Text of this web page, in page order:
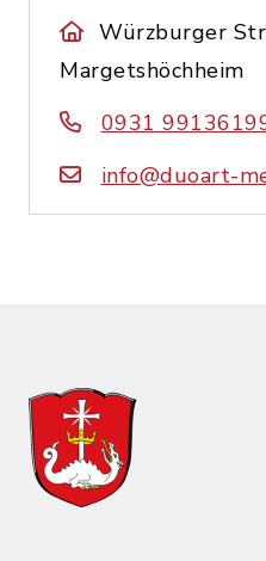
Würzburger
Margetshöchheim
0931
info@duoart-